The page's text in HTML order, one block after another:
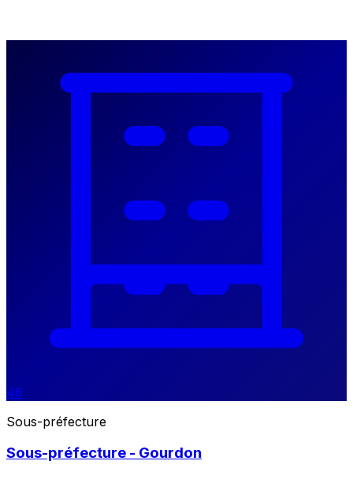
46
Sous-préfecture
Sous-préfecture - Gourdon